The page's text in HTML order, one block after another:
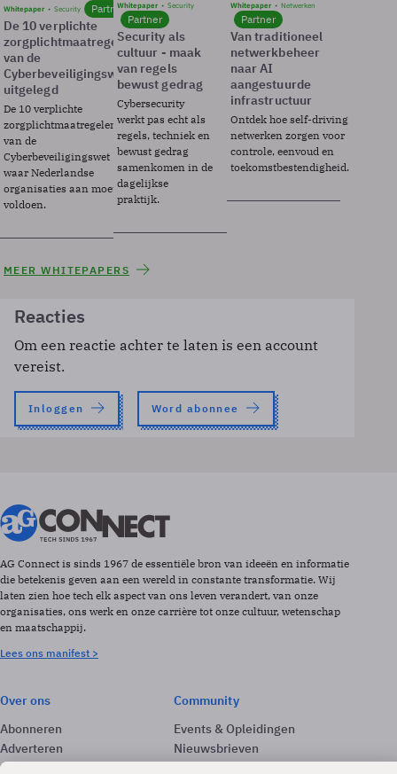
Whitepaper Security Partner
De 10 verplichte
zorgplichtmaatregelen
van de
Cyberbeveiligingswet
uitgelegd
De 10 verplichte
zorgplichtmaatregelen
van de
Cyberbeveiligingswet
waar Nederlandse
organisaties aan moeten
voldoen.
Whitepaper Security
Partner
Security als
cultuur - maak
van regels
bewust gedrag
Cybersecurity
werkt pas echt als
regels, techniek en
bewust gedrag
samenkomen in de
dagelijkse
praktijk.
Whitepaper Netwerken
Partner
Van traditioneel
netwerkbeheer
naar AI
aangestuurde
infrastructuur
Ontdek hoe self-driving
netwerken zorgen voor
controle, eenvoud en
toekomstbestendigheid.
MEER WHITEPAPERS
Reacties
Om een reactie achter te laten is een account
vereist.
Inloggen Word abonnee
AG Connect is sinds 1967 de essentiële bron van ideeën en informatie
die betekenis geven aan een wereld in constante transformatie. Wij
laten zien hoe tech elk aspect van ons leven verandert, van onze
organisaties, ons werk en onze carrière tot onze cultuur, wetenschap
en maatschappij.
Lees ons manifest >
Over ons
Abonneren
Adverteren
Contact
Community
Events & Opleidingen
Nieuwsbrieven